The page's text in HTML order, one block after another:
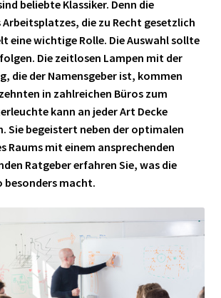
beliebte Klassiker. Denn die
Arbeitsplatzes, die zu Recht gesetzlich
eine wichtige Rolle. Die Auswahl sollte
Die zeitlosen Lampen mit der
die der Namensgeber ist, kommen
in zahlreichen Büros zum
kann an jeder Art Decke
Sie begeistert neben der optimalen
Raums mit einem ansprechenden
Ratgeber erfahren Sie, was die
besonders macht.